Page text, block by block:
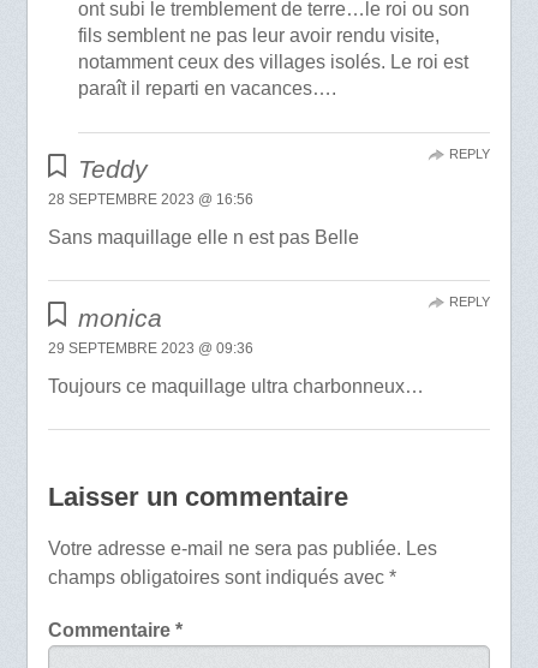
ont subi le tremblement de terre…le roi ou son
fils semblent ne pas leur avoir rendu visite,
notamment ceux des villages isolés. Le roi est
paraît il reparti en vacances….
Teddy
28 SEPTEMBRE 2023 @ 16:56
Sans maquillage elle n est pas Belle
REPLY
monica
29 SEPTEMBRE 2023 @ 09:36
Toujours ce maquillage ultra charbonneux…
REPLY
Laisser un commentaire
Votre adresse e-mail ne sera pas publiée. Les
champs obligatoires sont indiqués avec *
Commentaire *